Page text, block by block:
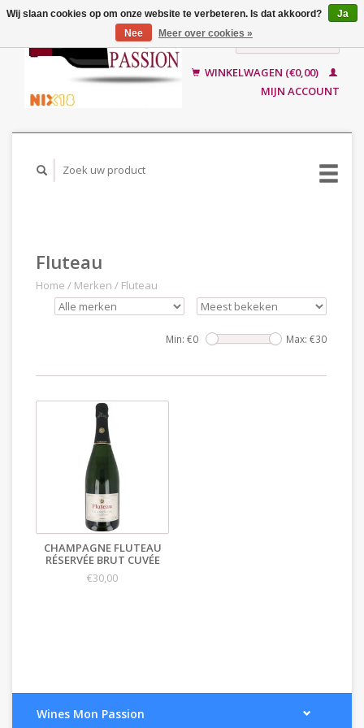
WINKELWAGEN (€0,00)
MIJN ACCOUNT
Fluteau
Home / Merken / Fluteau
Min: €0 Max: €30
CHAMPAGNE FLUTEAU
RÉSERVÉE BRUT CUVÉE
€30,00
Wines Mon Passion
Wij slaan cookies op om onze website te verbeteren. Is dat akkoord?
Ja
Nee
Meer over cookies »